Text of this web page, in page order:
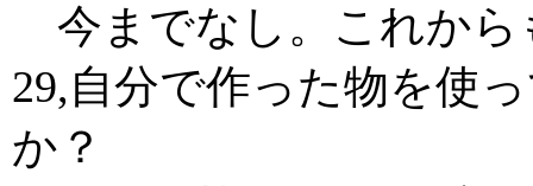
今までなし。これから
29,自分で作った物を使
か？